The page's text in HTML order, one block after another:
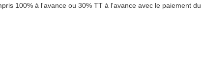
100% à l'avance ou 30% TT à l'avance avec le paiement